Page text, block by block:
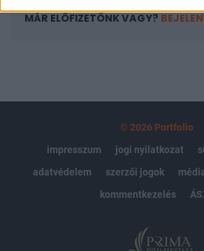
MÁR ELŐFIZETŐNK VAGY?
© 2026 Portfolio
impresszum
jogi nyilatkozat
adatvédelem
szerzői jogok
kommentkezelés